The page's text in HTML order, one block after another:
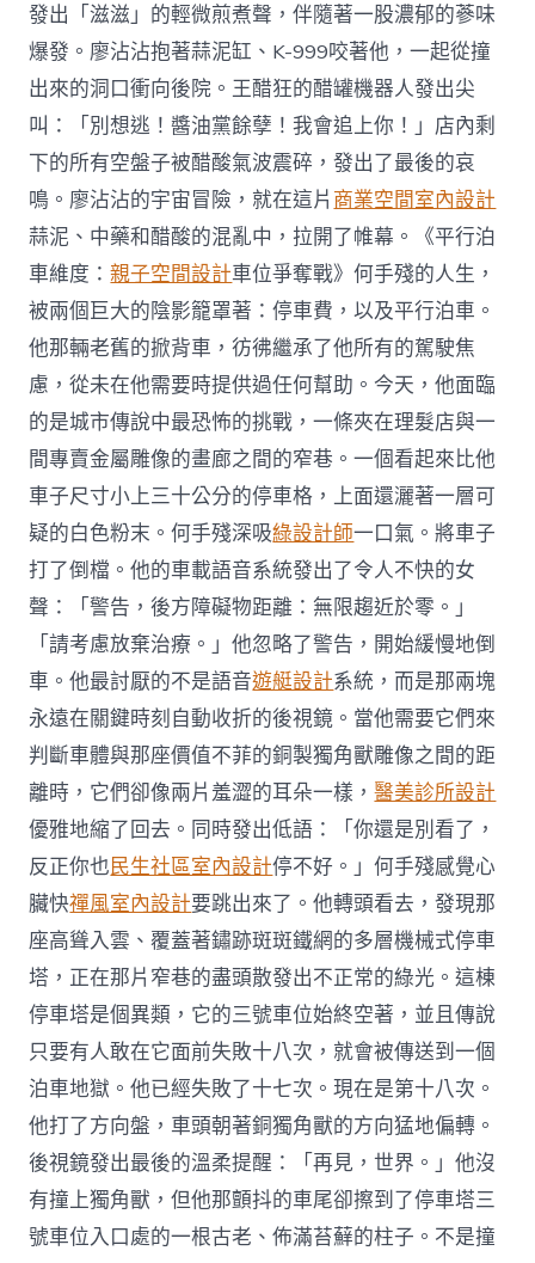
發出「滋滋」的輕微煎煮聲，伴隨著一股濃郁的蔘味
爆發。廖沾沾抱著蒜泥缸、K-999咬著他，一起從撞
出來的洞口衝向後院。王醋狂的醋罐機器人發出尖
叫：「別想逃！醬油黨餘孽！我會追上你！」店內剩
下的所有空盤子被醋酸氣波震碎，發出了最後的哀
鳴。廖沾沾的宇宙冒險，就在這片 商業空間室內設計
蒜泥、中藥和醋酸的混亂中，拉開了帷幕。《平行泊
車維度：親子空間設計車位爭奪戰》何手殘的人生，
被兩個巨大的陰影籠罩著：停車費，以及平行泊車。
他那輛老舊的掀背車，彷彿繼承了他所有的駕駛焦
慮，從未在他需要時提供過任何幫助。今天，他面臨
的是城市傳說中最恐怖的挑戰，一條夾在理髮店與一
間專賣金屬雕像的畫廊之間的窄巷。一個看起來比他
車子尺寸小上三十公分的停車格，上面還灑著一層可
疑的白色粉末。何手殘深吸綠設計師一口氣。將車子
打了倒檔。他的車載語音系統發出了令人不快的女
聲：「警告，後方障礙物距離：無限趨近於零。」
「請考慮放棄治療。」他忽略了警告，開始緩慢地倒
車。他最討厭的不是語音遊艇設計系統，而是那兩塊
永遠在關鍵時刻自動收折的後視鏡。當他需要它們來
判斷車體與那座價值不菲的銅製獨角獸雕像之間的距
離時，它們卻像兩片羞澀的耳朵一樣，醫美診所設計
優雅地縮了回去。同時發出低語：「你還是別看了，
反正你也民生社區室內設計停不好。」何手殘感覺心
臟快禪風室內設計要跳出來了。他轉頭看去，發現那
座高聳入雲、覆蓋著鏽跡斑斑鐵網的多層機械式停車
塔，正在那片窄巷的盡頭散發出不正常的綠光。這棟
停車塔是個異類，它的三號車位始終空著，並且傳說
只要有人敢在它面前失敗十八次，就會被傳送到一個
泊車地獄。他已經失敗了十七次。現在是第十八次。
他打了方向盤，車頭朝著銅獨角獸的方向猛地偏轉。
後視鏡發出最後的溫柔提醒：「再見，世界。」他沒
有撞上獨角獸，但他那顫抖的車尾卻擦到了停車塔三
號車位入口處的一根古老、佈滿苔蘚的柱子。不是撞